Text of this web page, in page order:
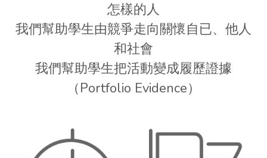
怎樣的人
我們幫助學生由競爭走向關懷自已、他人
和社會
我們幫助學生把活動變成履歷證據
（Portfolio Evidence）